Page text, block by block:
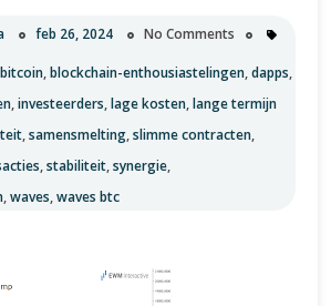
feb 26, 2024 No Comments
bitcoin,blockchain-enthousiastelingen,dapps,
,investeerders,lage kosten,lange termijn
,samensmelting,slimme contracten,
,stabiliteit,synergie,
,waves,waves btc